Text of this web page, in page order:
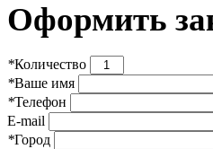
Оформить
*Количество
*Ваше имя
*Телефон
E-mail
*Город